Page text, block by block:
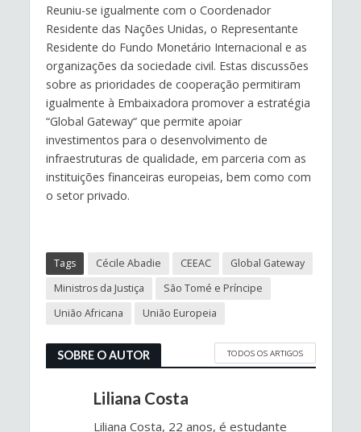
Reuniu-se igualmente com o Coordenador
Residente das Nações Unidas, o Representante
Residente do Fundo Monetário Internacional e as
organizações da sociedade civil. Estas discussões
sobre as prioridades de cooperação permitiram
igualmente à Embaixadora promover a estratégia
“Global Gateway“ que permite apoiar
investimentos para o desenvolvimento de
infraestruturas de qualidade, em parceria com as
instituições financeiras europeias, bem como com
o setor privado.
Tags Cécile Abadie CEEAC
Global Gateway
Ministros da Justiça
São Tomé e Príncipe
União Africana
União Europeia
SOBRE O AUTOR TODOS OS ARTIGOS
Liliana Costa
Liliana Costa, 22 anos, é estudante